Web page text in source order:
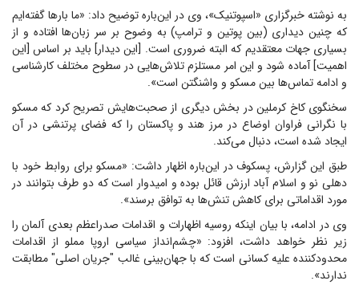
به نوشته خبرگزاری «اسپوتنیک»، وی در این‌باره توضیح داد: «ما بارها گفته‌ایم
که چنین دیداری (بین پوتین و ترامپ) به وضوح بر سر زبان‌ها افتاده و از
بسیاری جهات معتقدیم که البته ضروری است. [این دیدار] باید بر اساس [این
اهمیت] آماده شود و این امر مستلزم تلاش‌هایی در سطوح مختلف کارشناسی
و ادامه تماس‌ها بین مسکو و واشنگتن است».
سخنگوی کاخ کرملین در بخش دیگری از صحبت‌هایش تصریح کرد که مسکو
با نگرانی فراوان اوضاع در مرز هند و پاکستان را که فضای پرتنشی در آن
ایجاد شده است، دنبال می‌کند.
طبق این گزارش، پسکوف در این‌باره اظهار داشت: «مسکو برای روابط خود با
دهلی نو و اسلام آباد ارزش قائل بوده و امیدوار است که دو طرف بتوانند در
مورد اقداماتی برای کاهش تنش‌ها به توافق برسند».
وی در ادامه، با بیان اینکه روسیه اظهارات و اقدامات صدراعظم بعدی آلمان را
زیر نظر خواهد داشت، افزود: «چشم‌انداز سیاسی اروپا مملو از اقدامات
محدودکننده علیه کسانی است که با جهان‌بینی غالب "جریان اصلی" مطابقت
ندارند».